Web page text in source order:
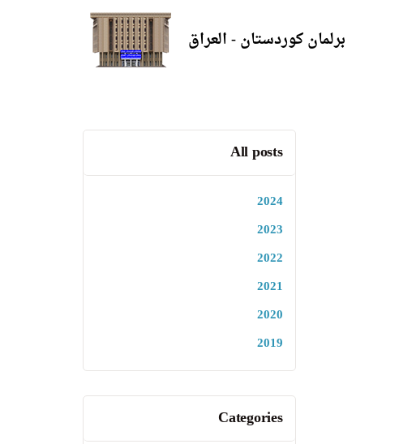
برلمان كوردستان - العراق
All posts
2024
2023
2022
2021
2020
2019
Categories